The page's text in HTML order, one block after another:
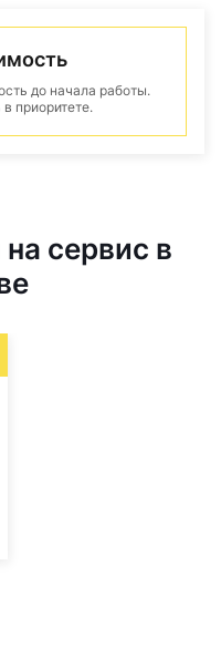
до начала работы.
приоритете.
сервис в